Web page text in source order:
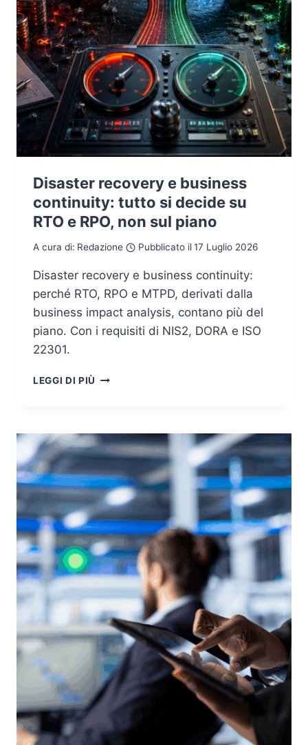
Disaster recovery e business
continuity: tutto si decide su
RTO e RPO, non sul piano
A cura di: Redazione Pubblicato il17 Luglio 2026
Disaster recovery e business continuity:
perché RTO, RPO e MTPD, derivati dalla
business impact analysis, contano più del
piano. Con i requisiti di NIS2, DORA e ISO
22301.
LEGGI DI PIÙ DISASTER
CONTINUITY:
TUTTO
DECIDE
SU
RTO
E
RPO,
NON
SUL
PIANO